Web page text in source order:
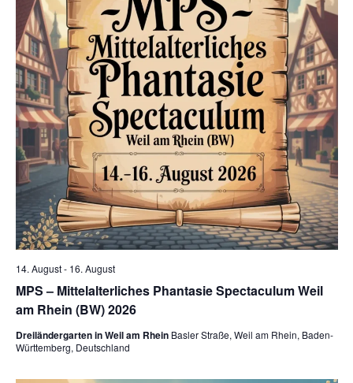
MPS – Mittelalterliches Phantasie Spectaculum Weil
am Rhein (BW) 2026
14. August- 16. August
Dreiländergarten in Weil am Rhein Basler Straße, Weil am Rhein, Baden-
Württemberg, Deutschland